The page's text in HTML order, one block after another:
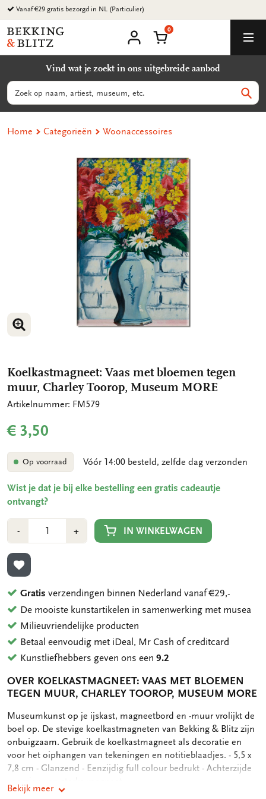
Ga
naar
content
Bekking
&
B.V.
account
Winkelmand
0
Vind wat je zoekt in ons uitgebreide aanbod
Zoeken
Home Categorieën Woonaccessoires
VERGROOT AFBEELDING
Koelkastmagneet: Vaas met bloemen tegen
muur, Charley Toorop, Museum MORE
Artikelnummer: FM579
€ 3,50
Op voorraad Vóór 14:00 besteld, zelfde dag verzonden
Wist je dat je bij elke bestelling een gratis cadeautje
ontvangt?
-Min
1
+Plus
1
IN WINKELWAGEN
TOEVOEGEN AAN VERLANGLIJST
Gratis verzendingen binnen Nederland vanaf €29,-
De mooiste kunstartikelen in samenwerking met musea
Milieuvriendelijke producten
Betaal eenvoudig met iDeal, Mr Cash of creditcard
Kunstliefhebbers geven ons een9.2
OVER KOELKASTMAGNEET: VAAS MET BLOEMEN
TEGEN MUUR, CHARLEY TOOROP, MUSEUM MORE
OMSCHRIJVING
Museumkunst op je ijskast, magneetbord en -muur vrolijkt de
boel op. De stevige koelkastmagneten van Bekking & Blitz zijn
onbuigzaam. Gebruik de koelkastmagneet als decoratie en
voor het oiphangen van tekeningen en notitieblaadjes. - 5,5 x
7,8 cm - Glanzend - Eenzijdig full colour bedrukt - Achterzijde
Bekijk meer